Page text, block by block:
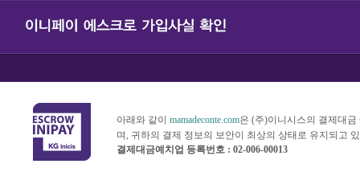
아래와 같이 mamadeconte.com은 (주)이니시스의 결제대
며, 귀하의 결제 정보의 보안이 최상의 상태로 유지되고
결제대금예치업 등록번호 : 02-006-00013